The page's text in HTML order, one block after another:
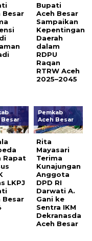
Besar
Bupati
Aceh Besar
Sampaikan
Kepentingan
Daerah
dalam
RDPU
Raqan
RTRW Aceh
2025–2045
Rapat
LKPJ
Besar
Pemkab
Aceh Besar
Rita
Mayasari
Terima
Kunajungan
Anggota
DPD RI
Darwati A.
Gani ke
Sentra IKM
Dekranasda
Aceh Besar